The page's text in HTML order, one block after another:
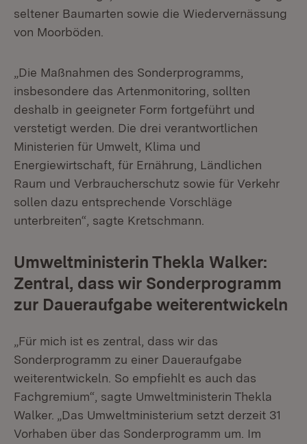
seltener Baumarten sowie die Wiedervernässung
von Moorböden.
„Die Maßnahmen des Sonderprogramms,
insbesondere das Artenmonitoring, sollten
deshalb in geeigneter Form fortgeführt und
verstetigt werden. Die drei verantwortlichen
Ministerien für Umwelt, Klima und
Energiewirtschaft, für Ernährung, Ländlichen
Raum und Verbraucherschutz sowie für Verkehr
sollen dazu entsprechende Vorschläge
unterbreiten“, sagte Kretschmann.
Umweltministerin Thekla Walker:
Zentral, dass wir Sonderprogramm
zur Daueraufgabe weiterentwickeln
„Für mich ist es zentral, dass wir das
Sonderprogramm zu einer Daueraufgabe
weiterentwickeln. So empfiehlt es auch das
Fachgremium“, sagte Umweltministerin Thekla
Walker. „Das Umweltministerium setzt derzeit 31
Vorhaben über das Sonderprogramm um. Im